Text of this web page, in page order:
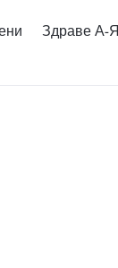
Здраве А-Я